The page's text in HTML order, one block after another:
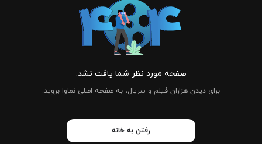
صفحه مورد نظر شما یافت نشد.
برای دیدن هزاران فیلم و سریال، به صفحه اصلی نماوا بروید.
رفتن به خانه